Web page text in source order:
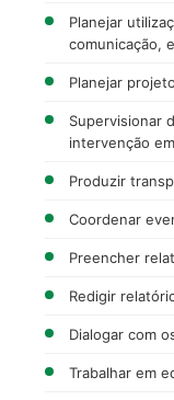
Planejar
comunicação,
Planejar
Supervisionar
intervenção
Produzir
Coordenar
Preencher
Redigir
Dialogar com
Trabalhar em